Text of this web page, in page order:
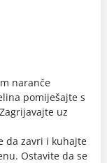
naranče
pomiješajte s
uz
da zavri i kuhajte
Ostavite da se